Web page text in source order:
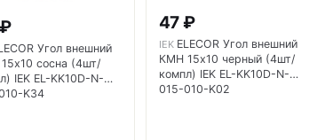
Угол внешний
сосна (4шт/
IEK EL-KK10D-N-
K34
47 ₽
IEK ELECOR Угол внешний
КМН 15х10 черный (4шт/
компл) IEK EL-KK10D-N-
015-010-K02